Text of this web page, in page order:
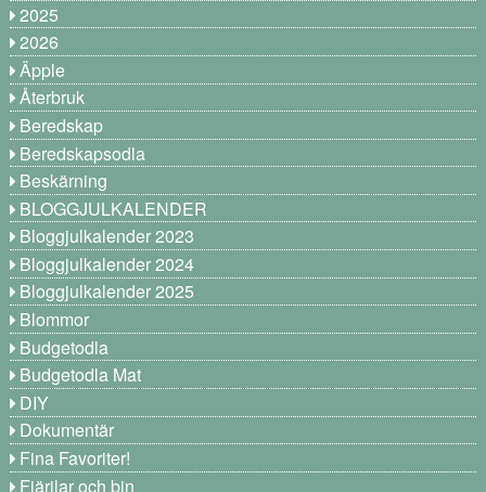
2025
2026
Äpple
Återbruk
Beredskap
Beredskapsodla
Beskärning
BLOGGJULKALENDER
Bloggjulkalender 2023
Bloggjulkalender 2024
Bloggjulkalender 2025
Blommor
Budgetodla
Budgetodla Mat
DIY
Dokumentär
Fina Favoriter!
Fjärilar och bin